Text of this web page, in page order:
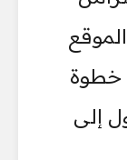
خطوة
إلى